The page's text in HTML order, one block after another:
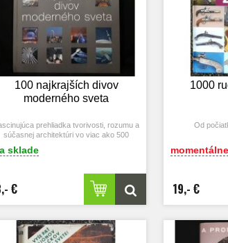
100 najkrajších divov
moderného sveta
prehliadka tvorivosti, rozumu a
súčasnej architektúri vo viac ako 500
sklade
€
1000
Od
19,- €